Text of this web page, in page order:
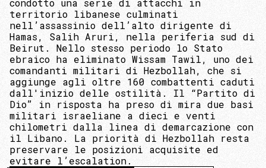
condotto una serie di attacchi in
territorio libanese culminati
nell’assassinio dell’alto dirigente di
Hamas, Salih Aruri, nella periferia sud di
Beirut. Nello stesso periodo lo Stato
ebraico ha eliminato Wissam Tawil, uno dei
comandanti militari di Hezbollah, che si
aggiunge agli oltre 160 combattenti caduti
dall'inizio delle ostilità. Il “Partito di
Dio” in risposta ha preso di mira due basi
militari israeliane a dieci e venti
chilometri dalla linea di demarcazione con
il Libano. La priorità di Hezbollah resta
preservare le posizioni acquisite ed
evitare l’escalation.